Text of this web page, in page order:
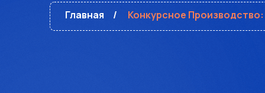
Главная Конкурсное